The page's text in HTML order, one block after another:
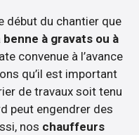
début du chantier que
benne à gravats ou à
convenue à l’avance
qu’il est important
de travaux soit tenu
peut engendrer des
nos chauffeurs